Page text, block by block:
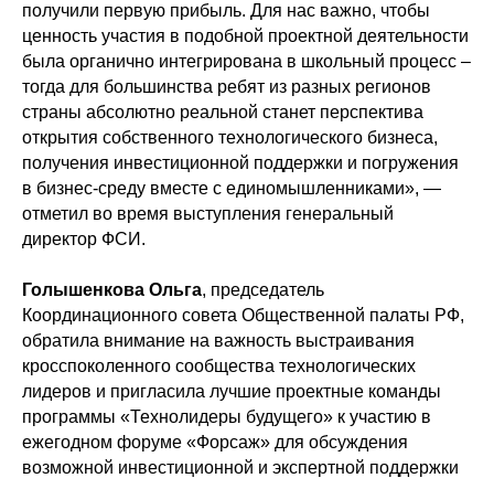
получили первую прибыль. Для нас важно, чтобы
ценность участия в подобной проектной деятельности
была органично интегрирована в школьный процесс –
тогда для большинства ребят из разных регионов
страны абсолютно реальной станет перспектива
открытия собственного технологического бизнеса,
получения инвестиционной поддержки и погружения
в бизнес-среду вместе с единомышленниками», —
отметил во время выступления генеральный
директор ФСИ.
Голышенкова Ольга, председатель
Координационного совета Общественной палаты РФ,
обратила внимание на важность выстраивания
кросспоколенного сообщества технологических
лидеров и пригласила лучшие проектные команды
программы «Технолидеры будущего» к участию в
ежегодном форуме «Форсаж» для обсуждения
возможной инвестиционной и экспертной поддержки